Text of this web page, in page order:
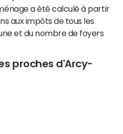
a été calculé à partir
aux impôts de tous les
et du nombre de foyers
proches d'Arcy-